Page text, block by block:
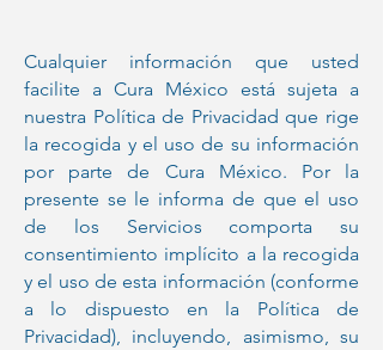
Cualquier información que usted
facilite a Cura México está sujeta a
nuestra Política de Privacidad que rige
la recogida y el uso de su información
por parte de Cura México. Por la
presente se le informa de que el uso
de los Servicios comporta su
consentimiento implícito a la recogida
y el uso de esta información (conforme
a lo dispuesto en la Política de
Privacidad), incluyendo, asimismo, su